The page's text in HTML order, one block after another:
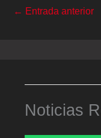
← Entrada anterior
Noticias